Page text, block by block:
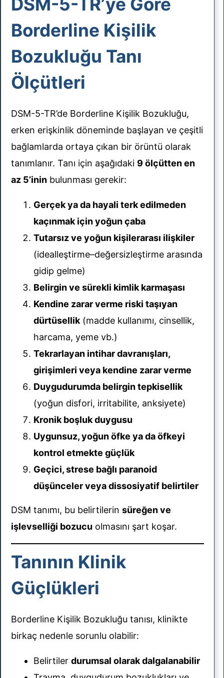
Borderline Kişilik
Bozukluğu Tanı
Ölçütleri
DSM-5-TR’de Borderline Kişilik Bozukluğu,
erken erişkinlik döneminde başlayan ve çeşitli
bağlamlarda ortaya çıkan bir örüntü olarak
tanımlanır. Tanı için aşağıdaki 9 ölçütten en
az 5’inin bulunması gerekir:
Gerçek ya da hayali terk edilmeden
kaçınmak için yoğun çaba
Tutarsız ve yoğun kişilerarası ilişkiler
(idealleştirme–değersizleştirme arasında
gidip gelme)
Belirgin ve sürekli kimlik karmaşası
Kendine zarar verme riski taşıyan
dürtüsellik (madde kullanımı, cinsellik,
harcama, yeme vb.)
Tekrarlayan intihar davranışları,
girişimleri veya kendine zarar verme
Duygudurumda belirgin tepkisellik
(yoğun disfori, irritabilite, anksiyete)
Kronik boşluk duygusu
Uygunsuz, yoğun öfke ya da öfkeyi
kontrol etmekte güçlük
Geçici, strese bağlı paranoid
düşünceler veya dissosiyatif belirtiler
DSM tanımı, bu belirtilerin süreğen ve
işlevselliği bozucu olmasını şart koşar.
Tanının Klinik
Güçlükleri
Borderline Kişilik Bozukluğu tanısı, klinikte
birkaç nedenle sorunlu olabilir:
Belirtiler durumsal olarak dalgalanabilir